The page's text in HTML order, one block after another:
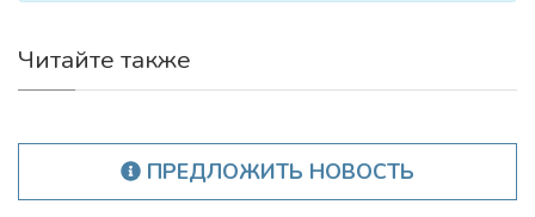
Читайте также
ПРЕДЛОЖИТЬ НОВОСТЬ